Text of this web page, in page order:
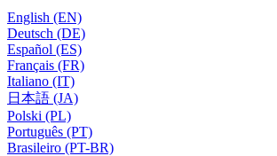
English (EN)
Deutsch (DE)
Español (ES)
Français (FR)
Italiano (IT)
日本語 (JA)
Polski (PL)
Português (PT)
Brasileiro (PT-BR)